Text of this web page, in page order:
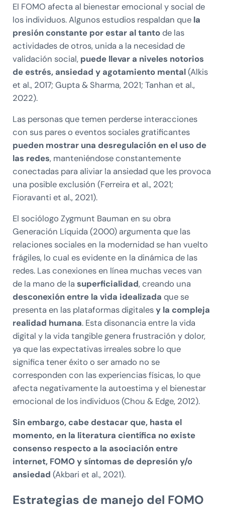
El FOMO afecta al bienestar emocional y social de
los individuos. Algunos estudios respaldan quela
presión constante por estar al tantode las
actividades de otros, unida a la necesidad de
validación social, puede llevar a niveles notorios
de estrés, ansiedad y agotamiento mental(Alkis
et al., 2017; Gupta & Sharma, 2021; Tanhan et al.,
2022).
Las personas que temen perderse interacciones
con sus pares o eventos sociales gratificantes
pueden mostrar una desregulación en el uso de
las redes, manteniéndose constantemente
conectadas para aliviar la ansiedad que les provoca
una posible exclusión (Ferreira et al., 2021;
Fioravanti et al., 2021).
El sociólogo Zygmunt Bauman en su obra
Generación Líquida (2000) argumenta que las
relaciones sociales en la modernidad se han vuelto
frágiles, lo cual es evidente en la dinámica de las
redes. Las conexiones en línea muchas veces van
de la mano de la superficialidad, creando una
desconexión entre la vida idealizada que se
presenta en las plataformas digitalesy la compleja
realidad humana. Esta disonancia entre la vida
digital y la vida tangible genera frustración y dolor,
ya que las expectativas irreales sobre lo que
significa tener éxito o ser amado no se
corresponden con las experiencias físicas, lo que
afecta negativamente la autoestima y el bienestar
emocional de los individuos (Chou & Edge, 2012).
Sin embargo, cabe destacar que, hasta el
momento, en la literatura científica no existe
consenso respecto a la asociación entre
internet, FOMO y síntomas de depresión y/o
ansiedad (Akbari et al., 2021).
Estrategias de manejo del FOMO